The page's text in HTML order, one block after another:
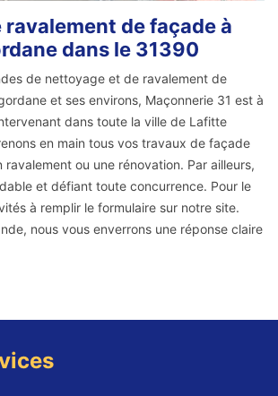
ravalement de façade à
dans le 31390
de nettoyage et de ravalement de
et ses environs, Maçonnerie 31 est à
dans toute la ville de Lafitte
en main tous vos travaux de façade
ou une rénovation. Par ailleurs,
et défiant toute concurrence. Pour le
à remplir le formulaire sur notre site.
nous vous enverrons une réponse claire